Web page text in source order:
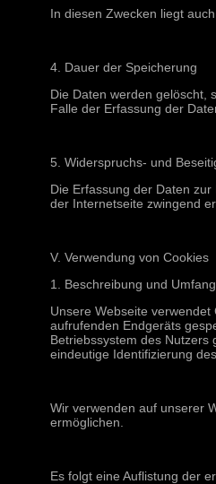
In diesen Zwecken liegt
4. Dauer der Speicherung
Die Daten werden gelöscht,
Falle der Erfassung der
5. Widerspruchs- und
Die Erfassung der Daten
der Internetseite zwingend
V. Verwendung von Cookies
1. Beschreibung und
Unsere Webseite
aufrufenden Endgeräts
Betriebssystem des Nutzers
eindeutige Identifizierung
Wir verwenden auf unserer
ermöglichen.
Es folgt eine Auflistung der